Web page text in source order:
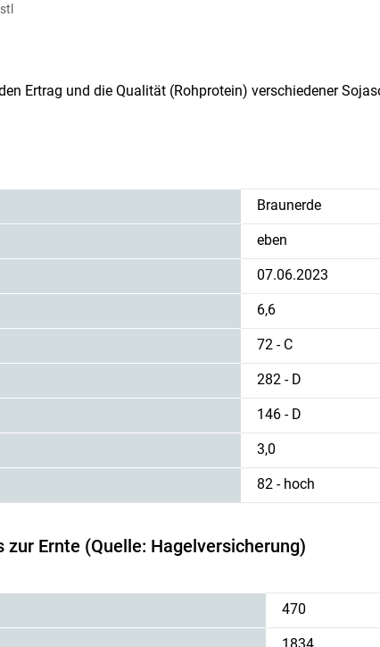
Skip to main
Ertrag und die Qualität (Rohprotein) verschiedener
Braunerde
eben
07.06.2023
6,6
72 - C
282 - D
146 - D
3,0
82 - hoch
Ernte (Quelle: Hagelversicherung)
470